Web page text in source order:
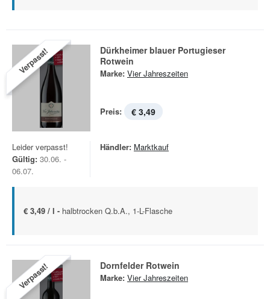
Verpasst!
Dürkheimer blauer Portugieser
Rotwein
Marke: Vier Jahreszeiten
Preis: € 3,49
Leider verpasst!
Gültig: 30.06. -
06.07.
Händler: Marktkauf
€ 3,49 / l - halbtrocken Q.b.A., 1-L-Flasche
Verpasst! Dornfelder Rotwein
Marke: Vier Jahreszeiten